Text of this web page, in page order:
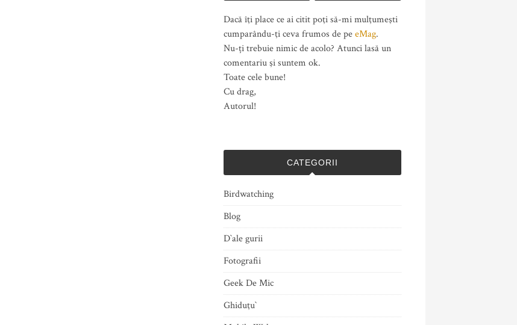
Dacă îţi place ce ai citit poţi să-mi mulţumeşti
cumparându-ţi ceva frumos de peeMag.
Nu-ți trebuie nimic de acolo? Atunci lasă un
comentariu şi suntem ok.
Toate cele bune!
Cu drag,
Autorul!
CATEGORII
Birdwatching
Blog
D`ale gurii
Fotografii
Geek De Mic
Ghiduţu`